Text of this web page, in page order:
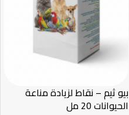
بيو ثيم – نقاط لزيادة مناعة
الحيوانات 20 مل